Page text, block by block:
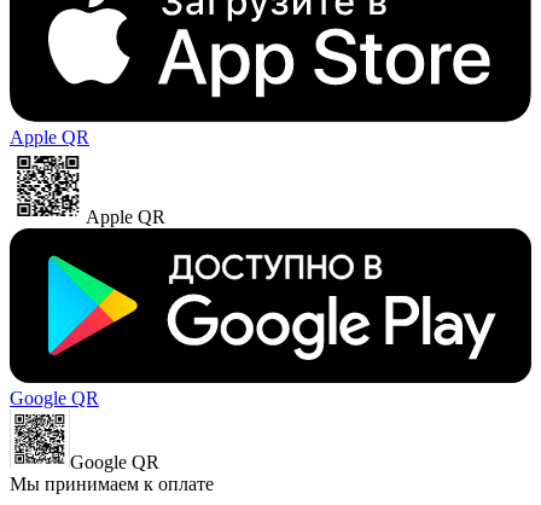
Apple QR
Apple QR
Google QR
Google QR
Мы принимаем к оплате